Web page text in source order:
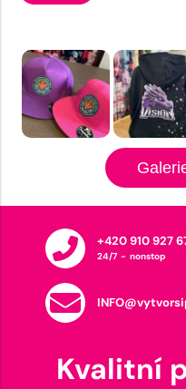
+420 910 927
24/7 - nonstop
Kvalitní